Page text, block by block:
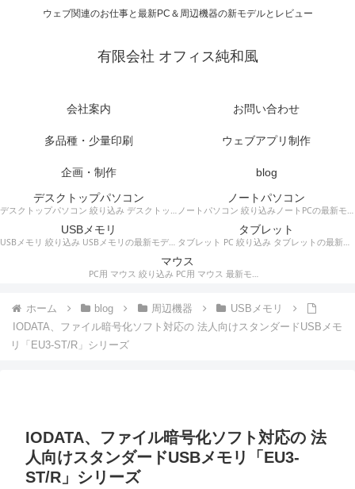
ウェブ関連のお仕事と最新PC＆周辺機器の新モデルとレビュー
有限会社 オフィス純和風
会社案内 お問い合わせ
多品種・少量印刷 ウェブアプリ制作
企画・制作
blog
デスクトップパソコン
デスクトップパソコン 絞り込み デスクトップPCの最新モデルやスペック・仕様に関する情報。
ノートパソコン
ノートパソコン 絞り込みノートPCの最新モデルやスペック・仕様に関する情報。
USBメモリ
USBメモリ 絞り込み USBメモリの最新モデルやスペック・仕様に関する情報。
タブレット
タブレット PC 絞り込み タブレットの最新モデルやスペック・仕様に関する情報。
マウス
PC用 マウス 絞り込み PC用 マウス 最新モデルやスペック・仕様に関する情報。ワイヤレスマウス、有線マウス、接続タイプなど。
ホーム blog 周辺機器
USBメモリ
IODATA、ファイル暗号化ソフト対応の 法人向けスタンダードUSBメモ
リ「EU3-ST/R」シリーズ
IODATA、ファイル暗号化ソフト対応の 法
人向けスタンダードUSBメモリ「EU3-
ST/R」シリーズ